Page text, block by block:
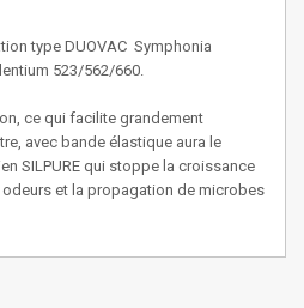
type DUOVAC Symphonia
523/562/660.
ce qui facilite grandement
avec bande élastique aura le
SILPURE qui stoppe la croissance
et la propagation de microbes